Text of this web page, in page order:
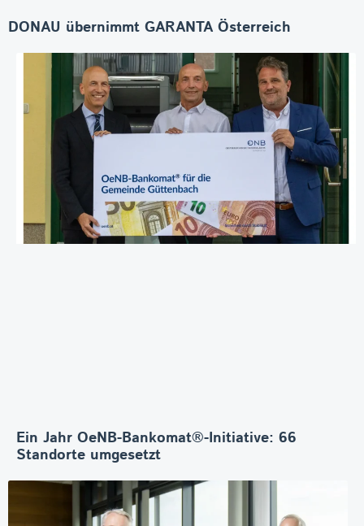
DONAU übernimmt GARANTA Österreich
Ein Jahr OeNB-Bankomat®-Initiative: 66
Standorte umgesetzt